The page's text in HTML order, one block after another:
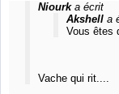
Niourka écrit
Akshell a
Vous êtes
Vache qui rit....